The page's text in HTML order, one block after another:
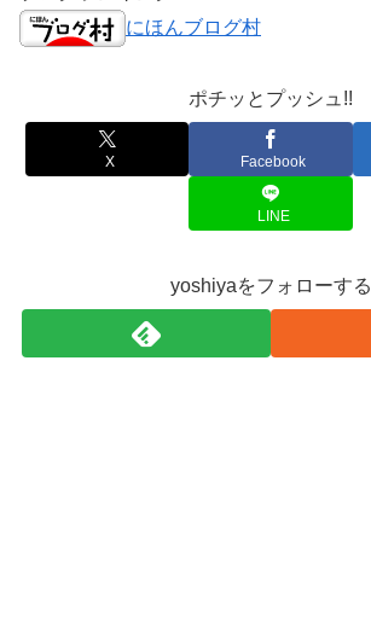
にほんブログ村
ポチッとプッシュ!!
X Facebook
LINE
yoshiyaをフォローする